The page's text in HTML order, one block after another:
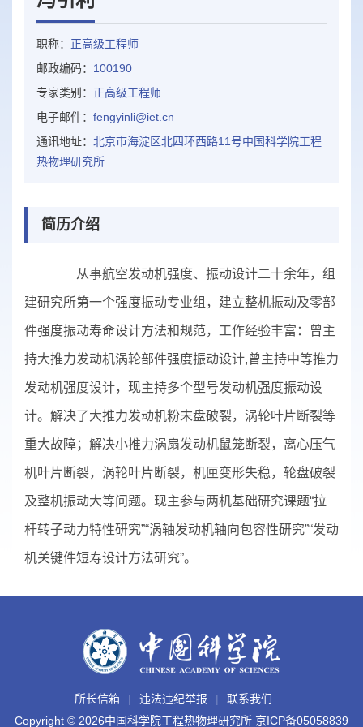
职称： 正高级工程师
邮政编码： 100190
专家类别： 正高级工程师
电子邮件： fengyinli@iet.cn
通讯地址： 北京市海淀区北四环西路11号中国科学院工程
热物理研究所
简历介绍
从事航空发动机强度、振动设计二十余年，组
建研究所第一个强度振动专业组，建立整机振动及零部
件强度振动寿命设计方法和规范，工作经验丰富：曾主
持大推力发动机涡轮部件强度振动设计,曾主持中等推力
发动机强度设计，现主持多个型号发动机强度振动设
计。解决了大推力发动机粉末盘破裂，涡轮叶片断裂等
重大故障；解决小推力涡扇发动机鼠笼断裂，离心压气
机叶片断裂，涡轮叶片断裂，机匣变形失稳，轮盘破裂
及整机振动大等问题。现主参与两机基础研究课题“拉
杆转子动力特性研究”“涡轴发动机轴向包容性研究”“发动
机关键件短寿设计方法研究”。
所长信箱 违法违纪举报
联系我们
Copyright © 2026中国科学院工程热物理研究所 京ICP备05058839